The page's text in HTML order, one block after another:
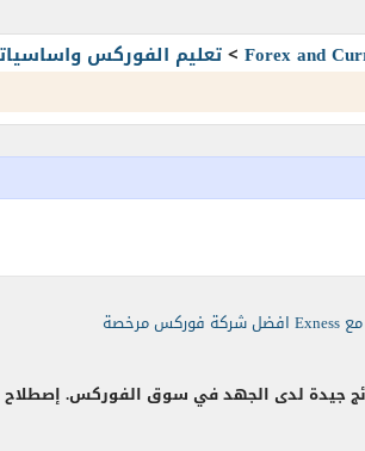
>تعليم الفوركس
جيدة لدى الجهد في سوق الفوركس. إصطلاح